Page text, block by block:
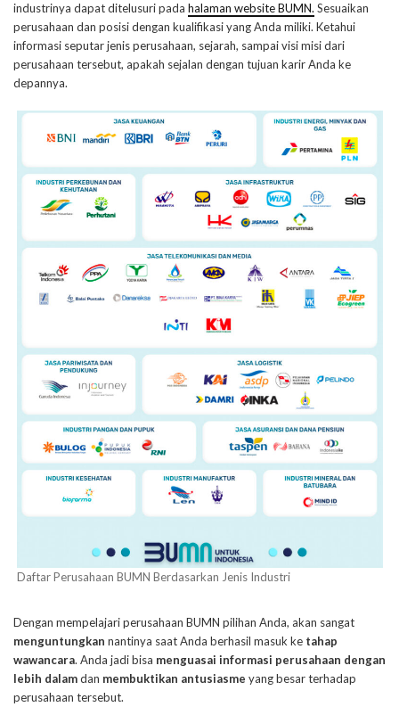
industrinya dapat ditelusuri pada halaman website BUMN. Sesuaikan
perusahaan dan posisi dengan kualifikasi yang Anda miliki. Ketahui
informasi seputar jenis perusahaan, sejarah, sampai visi misi dari
perusahaan tersebut, apakah sejalan dengan tujuan karir Anda ke
depannya.
Daftar Perusahaan BUMN Berdasarkan Jenis Industri
Dengan mempelajari perusahaan BUMN pilihan Anda, akan sangat
menguntungkan nantinya saat Anda berhasil masuk ke tahap
wawancara. Anda jadi bisa menguasai informasi perusahaan dengan
lebih dalamdan membuktikan antusiasme yang besar terhadap
perusahaan tersebut.